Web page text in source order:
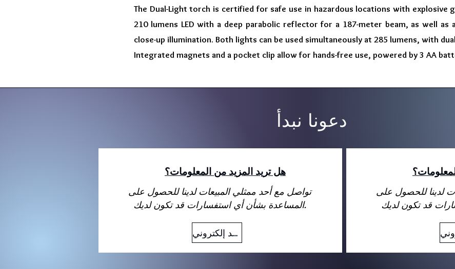
The Dual-Light torch is certified for safe use in hazardous locations with explosive
210 lumens LED with a deep parabolic reflector for a 187-meter beam, as well
close-up illumination. Both lights can be used simultaneously at 285 lumens, with
Integrated magnets and a pocket clip allow for hands-free use, powered by 3 AA
دعونا نبدأ
هل تريد المزيد من المعلومات؟
تواصل مع أحد ممثلي المبيعات لدينا للحصول على
المساعدة بشأن أي استفسارات قد تكون لديك.
بريد إلكتروني
لدينا للحصول على